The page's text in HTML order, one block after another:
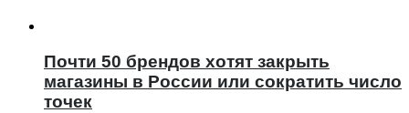
Почти 50 брендов хотят закрыть
магазины в России или сократить число
точек